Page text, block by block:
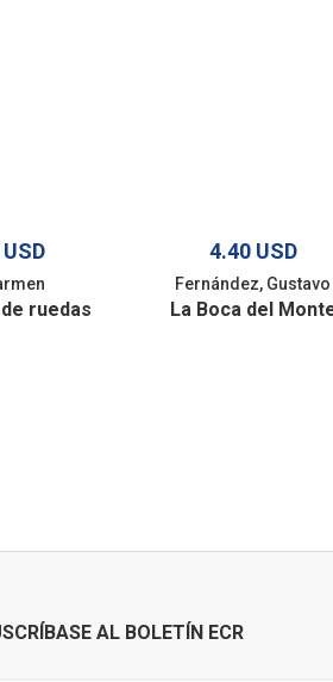
ruedas
4.40 USD
Fernández, Gustavo
La Boca del
AL BOLETÍN ECR